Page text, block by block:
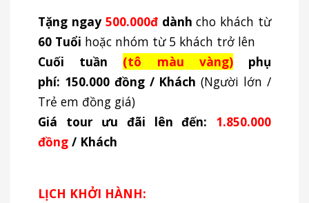
Tặng ngay 500.000đdành cho khách từ
60 Tuổi hoặc nhóm từ 5 khách trở lên
Cuối tuần (tô màu vàng)phụ
phí: 150.000 đồng / Khách (Người lớn /
Trẻ em đồng giá)
Giá tour ưu đãi lên đến: 1.850.000
đồng / Khách
LỊCH KHỞI HÀNH: